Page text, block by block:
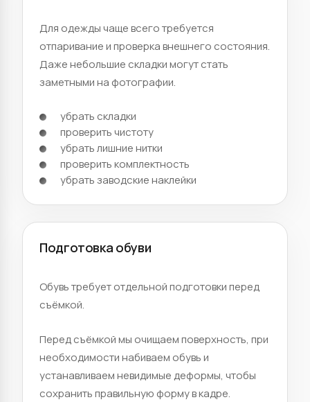
Для одежды чаще всего требуется
отпаривание и проверка внешнего состояния.
Даже небольшие складки могут стать
заметными на фотографии.
убрать складки
проверить чистоту
убрать лишние нитки
проверить комплектность
убрать заводские наклейки
Подготовка обуви
Обувь требует отдельной подготовки перед
съёмкой.
Перед съёмкой мы очищаем поверхность, при
необходимости набиваем обувь и
устанавливаем невидимые деформы, чтобы
сохранить правильную форму в кадре.